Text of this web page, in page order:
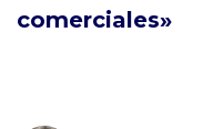
comerciales»